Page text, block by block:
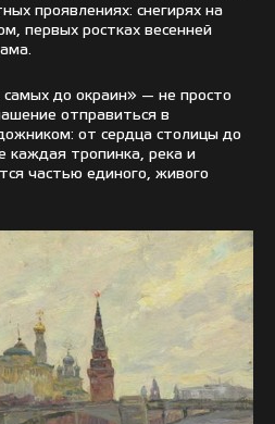
проявлениях: снегирях на
первых ростках весенней
до окраин» — не просто
отправиться в
от сердца столицы до
каждая тропинка, река и
частью единого, живого